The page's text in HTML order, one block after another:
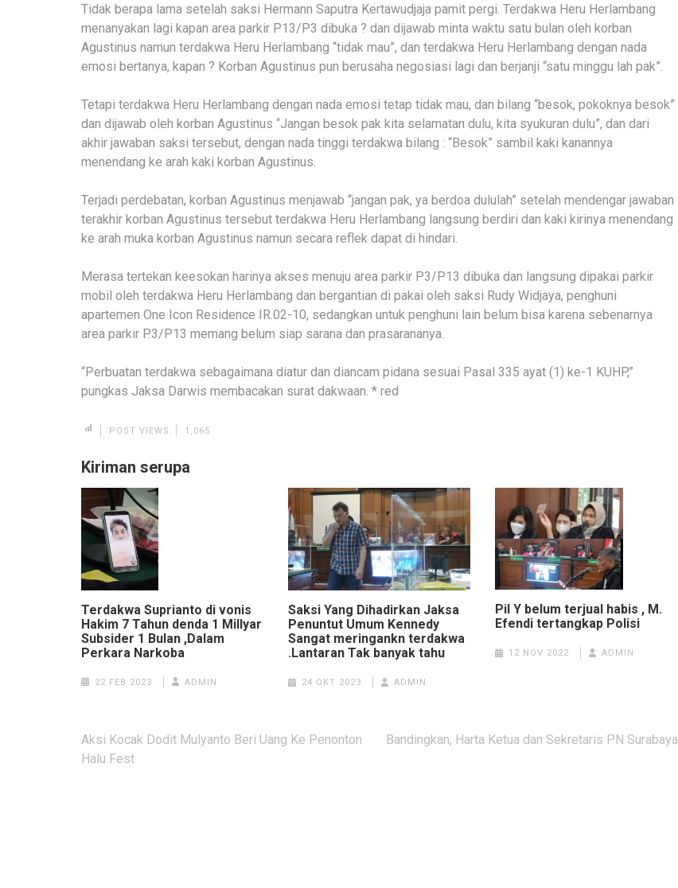
Tidak berapa lama setelah saksi Hermann Saputra Kertawudjaja pamit pergi. Terdakwa Heru Herlambang
menanyakan lagi kapan area parkir P13/P3 dibuka ? dan dijawab minta waktu satu bulan oleh korban
Agustinus namun terdakwa Heru Herlambang “tidak mau”, dan terdakwa Heru Herlambang dengan nada
emosi bertanya, kapan ? Korban Agustinus pun berusaha negosiasi lagi dan berjanji “satu minggu lah pak”.
Tetapi terdakwa Heru Herlambang dengan nada emosi tetap tidak mau, dan bilang “besok, pokoknya besok”
dan dijawab oleh korban Agustinus “Jangan besok pak kita selamatan dulu, kita syukuran dulu”, dan dari
akhir jawaban saksi tersebut, dengan nada tinggi terdakwa bilang : “Besok” sambil kaki kanannya
menendang ke arah kaki korban Agustinus.
Terjadi perdebatan, korban Agustinus menjawab “jangan pak, ya berdoa dululah” setelah mendengar jawaban
terakhir korban Agustinus tersebut terdakwa Heru Herlambang langsung berdiri dan kaki kirinya menendang
ke arah muka korban Agustinus namun secara reflek dapat di hindari.
Merasa tertekan keesokan harinya akses menuju area parkir P3/P13 dibuka dan langsung dipakai parkir
mobil oleh terdakwa Heru Herlambang dan bergantian di pakai oleh saksi Rudy Widjaya, penghuni
apartemen One Icon Residence IR.02-10, sedangkan untuk penghuni lain belum bisa karena sebenarnya
area parkir P.3/P13 memang belum siap sarana dan prasarananya.
“Perbuatan terdakwa sebagaimana diatur dan diancam pidana sesuai Pasal 335 ayat (1) ke-1 KUHP,”
pungkas Jaksa Darwis membacakan surat dakwaan. * red
POST VIEWS: 1,065
Kiriman serupa
Terdakwa Suprianto di vonis
Hakim 7 Tahun denda 1 Millyar
Subsider 1 Bulan ,Dalam
Perkara Narkoba
22 FEB 2023 ADMIN
Saksi Yang Dihadirkan Jaksa
Penuntut Umum Kennedy
Sangat meringankn terdakwa
.Lantaran Tak banyak tahu
24 OKT 2023 ADMIN
Pil Y belum terjual habis , M.
Efendi tertangkap Polisi
12 NOV 2022 ADMIN
Navigasi
pos
Aksi Kocak Dodit Mulyanto Beri Uang Ke Penonton
Halu Fest
Bandingkan, Harta Ketua dan Sekretaris PN Surabaya